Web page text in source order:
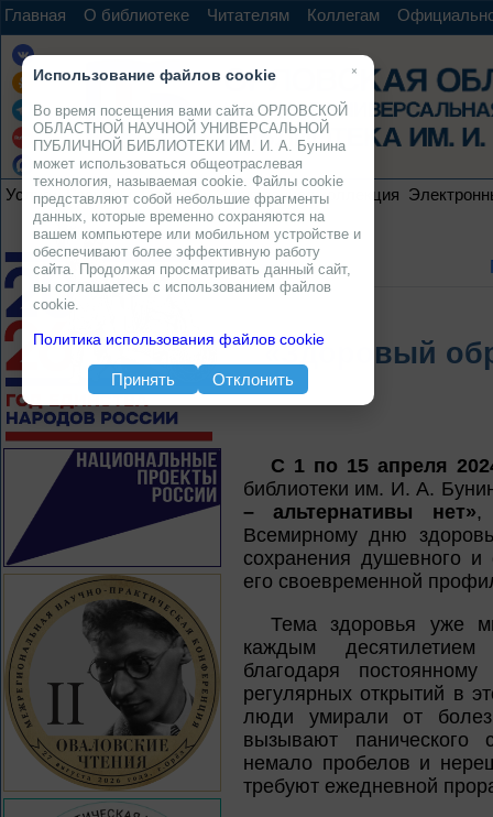
Главная О библиотеке Читателям Коллегам
Услуги Ресурсы Проекты Электронная коллекция
«Здоровый
С 1 по 15 апреля
библиотеки им. И. А.
– альтернативы нет»,
Всемирному дню
сохранения душевного и
его своевременной
Тема здоровья уже
каждым десятилетием
благодаря
регулярных открытий в
люди умирали от
вызывают панического
немало пробелов и
требуют ежедневной
×
Использование файлов cookie
Во время посещения вами сайта ОРЛОВСКОЙ
ОБЛАСТНОЙ НАУЧНОЙ УНИВЕРСАЛЬНОЙ
ПУБЛИЧНОЙ БИБЛИОТЕКИ ИМ. И. А. Бунина
может использоваться общеотраслевая
технология, называемая cookie. Файлы cookie
представляют собой небольшие фрагменты
данных, которые временно сохраняются на
вашем компьютере или мобильном устройстве и
обеспечивают более эффективную работу
сайта. Продолжая просматривать данный сайт,
вы соглашаетесь с использованием файлов
cookie.
Политика использования файлов cookie
Принять Отклонить